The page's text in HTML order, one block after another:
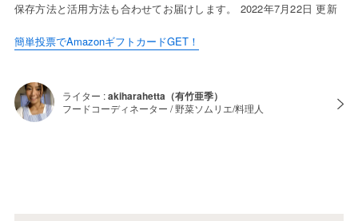
保存方法と活用方法も合わせてお届けします。 2022年7月22日 更新
簡単投票でAmazonギフトカードGET！
ライター :akiharahetta（有竹亜季）
フードコーディネーター / 野菜ソムリエ/料理人